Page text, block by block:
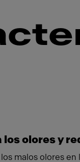
los olores y
malos olores en